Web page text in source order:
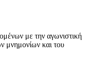
με την αγωνιστική
μνημονίων και του